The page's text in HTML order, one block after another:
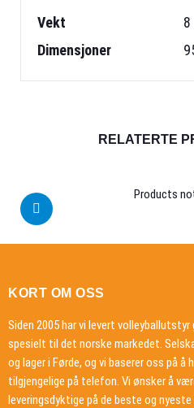
Vekt
8
Dimensjoner
RELATERTE
Products
KORT OM OSS
Siden 2005 har vi levert
spesielt til det norske markedet.
og lager i Førde, og vi baserer oss på
tilgjengelige på telefon. Vi ønsker å
leveringsdyktige på de beste og